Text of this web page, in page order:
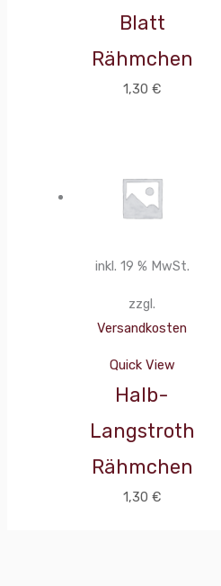
Blatt
Rähmchen
1,30 €
inkl. 19 % MwSt.
zzgl.
Versandkosten
Quick View
Halb-
Langstroth
Rähmchen
1,30 €